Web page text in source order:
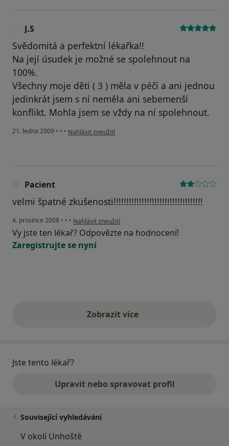
J.S
Svědomitá a perfektní lékařka!!
Na její úsudek je možné se spolehnout na
100%.
Všechny moje děti ( 3 ) měla v péči a ani jednou
jedinkrát jsem s ní neměla ani sebemenší
konflikt. Mohla jsem se vždy na ní spolehnout.
21. ledna 2009 • • • podle názoru uživatele J.S
Nahlásit zneužití
Pacient
velmi špatné zkušenosti!!!!!!!!!!!!!!!!!!!!!!!!!!!!!!!!!!!
4. prosince 2008 • • • podle názoru uživatele Pacient
Nahlásit zneužití
Vy jste ten lékař? Odpovězte na hodnocení!
Zaregistrujte se nyní
Zobrazit vícevýše uvedené názory
Jste tento lékař?
Upravit nebo spravovat profil
Související vyhledávání
V okolí Unhoště